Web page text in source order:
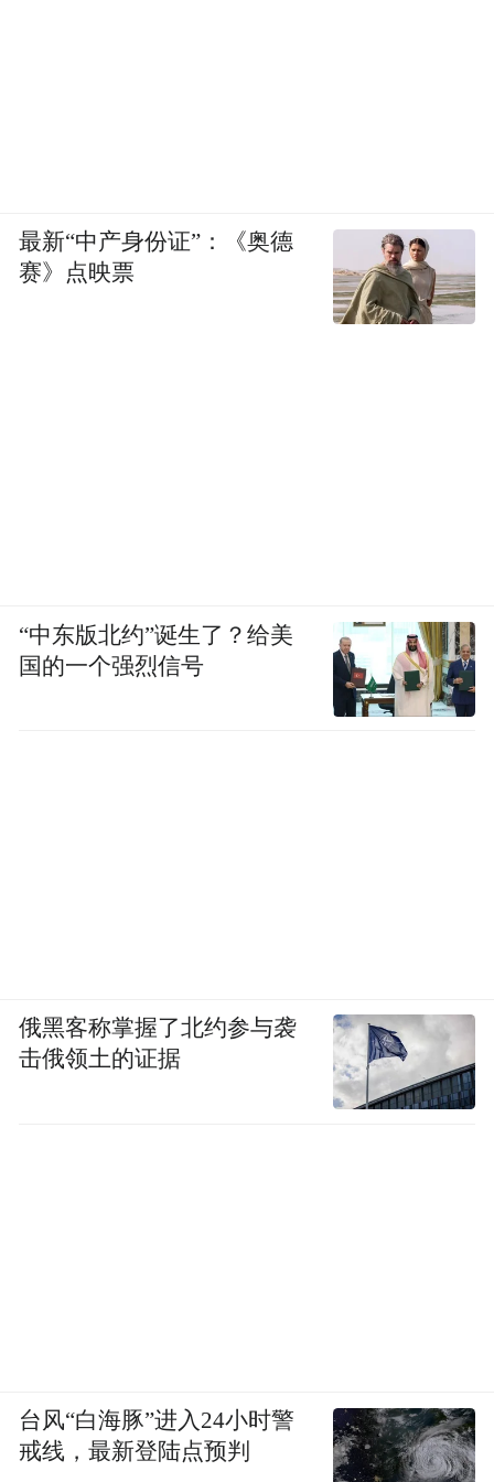
最新“中产身份证”：《奥德
赛》点映票
“中东版北约”诞生了？给美
国的一个强烈信号
俄黑客称掌握了北约参与袭
击俄领土的证据
台风“白海豚”进入24小时警
戒线，最新登陆点预判